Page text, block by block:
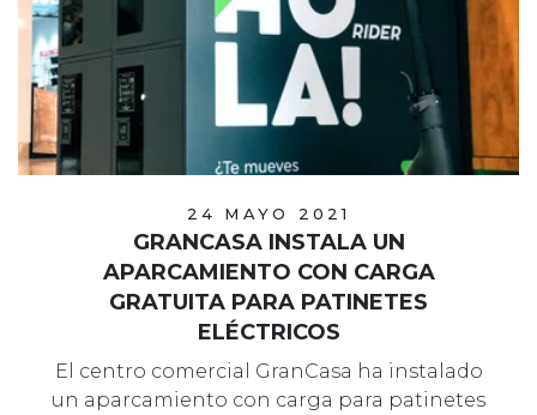
24 MAYO 2021
GRANCASA INSTALA UN
APARCAMIENTO CON CARGA
GRATUITA PARA PATINETES
ELÉCTRICOS
El centro comercial GranCasa ha instalado
un aparcamiento con carga para patinetes